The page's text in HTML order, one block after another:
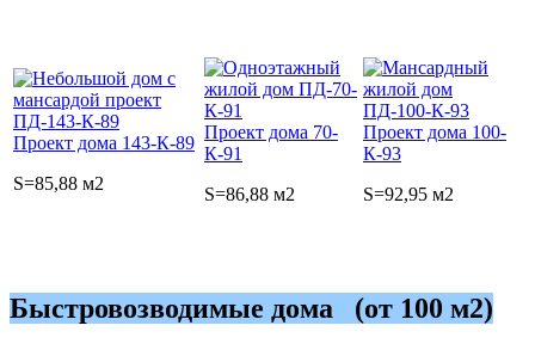
Проект дома 143-К-89
S=85,88 м2
Проект дома 70-
К-91
S=86,88 м2
Проект дома 100-
К-93
S=92,95 м2
Быстровозводимые дома (от 100 м2)